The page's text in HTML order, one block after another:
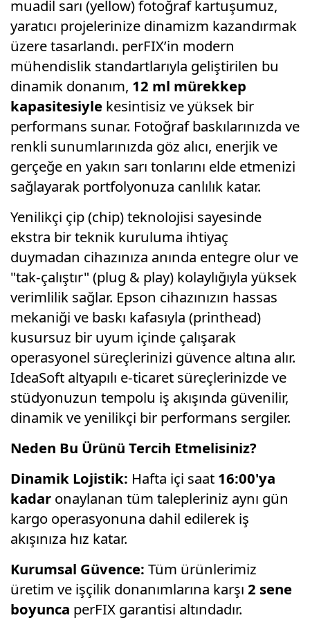
muadil sarı (yellow) fotoğraf kartuşumuz,
yaratıcı projelerinize dinamizm kazandırmak
üzere tasarlandı. perFIX’in modern
mühendislik standartlarıyla geliştirilen bu
dinamik donanım, 12 ml mürekkep
kapasitesiyle kesintisiz ve yüksek bir
performans sunar. Fotoğraf baskılarınızda ve
renkli sunumlarınızda göz alıcı, enerjik ve
gerçeğe en yakın sarı tonlarını elde etmenizi
sağlayarak portfolyonuza canlılık katar.
Yenilikçi çip (chip) teknolojisi sayesinde
ekstra bir teknik kuruluma ihtiyaç
duymadan cihazınıza anında entegre olur ve
"tak-çalıştır" (plug & play) kolaylığıyla yüksek
verimlilik sağlar. Epson cihazınızın hassas
mekaniği ve baskı kafasıyla (printhead)
kusursuz bir uyum içinde çalışarak
operasyonel süreçlerinizi güvence altına alır.
IdeaSoft altyapılı e-ticaret süreçlerinizde ve
stüdyonuzun tempolu iş akışında güvenilir,
dinamik ve yenilikçi bir performans sergiler.
Neden Bu Ürünü Tercih Etmelisiniz?
Dinamik Lojistik: Hafta içi saat 16:00'ya
kadar onaylanan tüm talepleriniz aynı gün
kargo operasyonuna dahil edilerek iş
akışınıza hız katar.
Kurumsal Güvence: Tüm ürünlerimiz
üretim ve işçilik donanımlarına karşı 2 sene
boyunca perFIX garantisi altındadır.